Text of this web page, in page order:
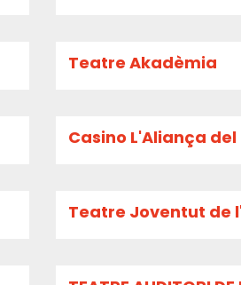
Teatre Akadèmia
Casino L'Aliança
Teatre Joventut de